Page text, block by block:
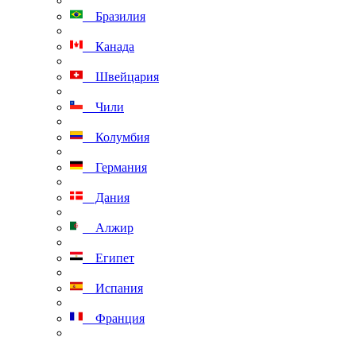
Бразилия
Канада
Швейцария
Чили
Колумбия
Германия
Дания
Алжир
Египет
Испания
Франция